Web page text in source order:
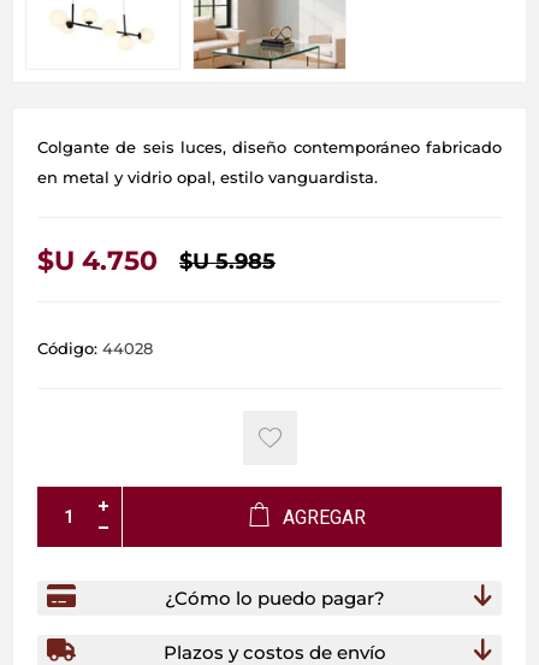
Colgante de seis luces, diseño contemporáneo fabricado
en metal y vidrio opal, estilo vanguardista.
$U 4.750 $U 5.985
Código: 44028
AGREGAR
¿Cómo lo puedo pagar?
Plazos y costos de envío